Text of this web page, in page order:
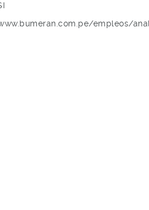
empleos/